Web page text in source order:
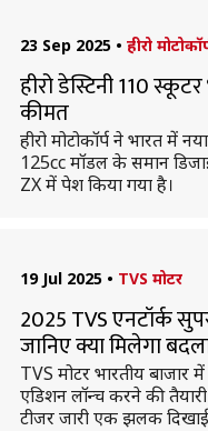
23 Sep 2025 • हीरो
हीरो डेस्टिनी 110
कीमत
हीरो मोटोकॉर्प ने भारत में
125cc मॉडल के समान
ZX में पेश किया गया है।
19 Jul 2025 • TVS मोटर
2025 TVS एनटॉर्क
जानिए क्या मिलेगा
TVS मोटर भारतीय बाजार
एडिशन लॉन्च करने की
टीजर जारी एक झलक